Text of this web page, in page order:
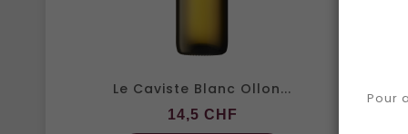
Le Caviste Blanc Ollon...
14,5 CHF
La
Pour